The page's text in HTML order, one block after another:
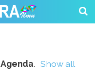
Agenda. Show all